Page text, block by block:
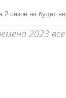
сезон не будет
2023